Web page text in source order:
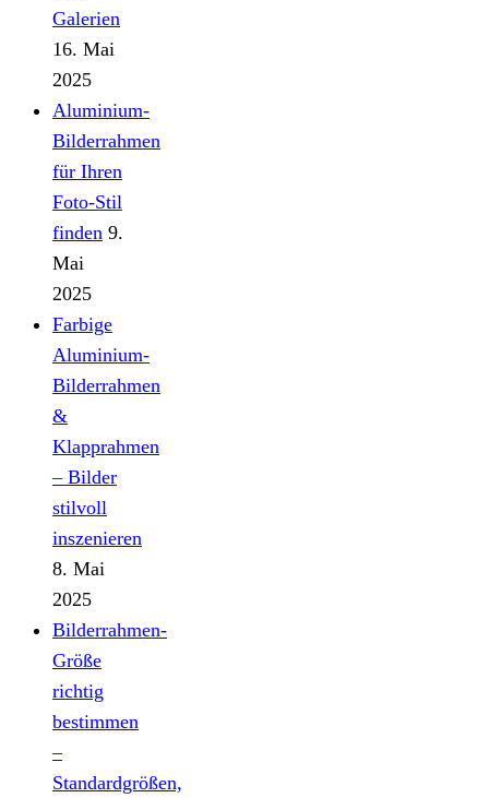
Galerien
16. Mai
2025
Aluminium-
Bilderrahmen
für Ihren
Foto-Stil
finden 9.
Mai
2025
Farbige
Aluminium-
Bilderrahmen
&
Klapprahmen
– Bilder
stilvoll
inszenieren
8. Mai
2025
Bilderrahmen-
Größe
richtig
bestimmen
–
Standardgrößen,